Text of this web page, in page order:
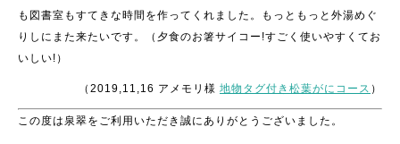
も図書室もすてきな時間を作ってくれました。もっともっと外湯めぐ
りしにまた来たいです。（夕食のお箸サイコー!すごく使いやすくてお
いしい!）
（2019,11,16 アメモリ様 地物タグ付き松葉がにコース ）
この度は泉翠をご利用いただき誠にありがとうございました。